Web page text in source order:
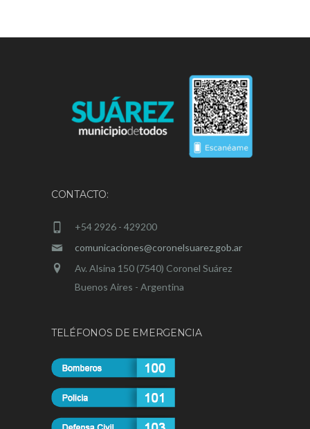
CONTACTO:
+54 2926 - 429200
comunicaciones@coronelsuarez.gob.ar
Av. Alsina 150 (7540) Coronel Suárez
Buenos Aires - Argentina
TELÉFONOS DE EMERGENCIA